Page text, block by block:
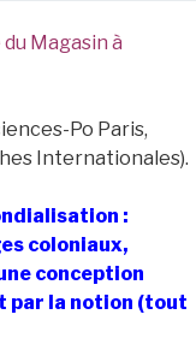
du Magasin à
Po Paris,
Internationales).
:
coloniaux,
conception
par la notion (tout